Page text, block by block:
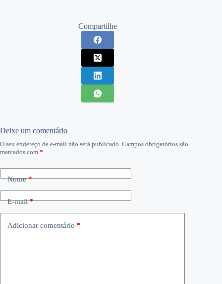
Compartilhe
Deixe um comentário
O seu endereço de e-mail não será publicado. Campos obrigatórios são
marcados com *
Nome*
E-mail*
Adicionar comentário *